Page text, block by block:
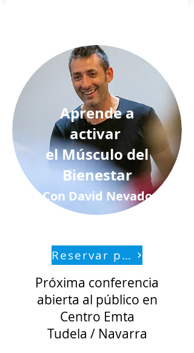
Aprende a
activar
el Músculo del
Bienestar
Con David Nevado
Reservar plaza
Próxima conferencia
abierta al público en
Centro Emta
Tudela / Navarra